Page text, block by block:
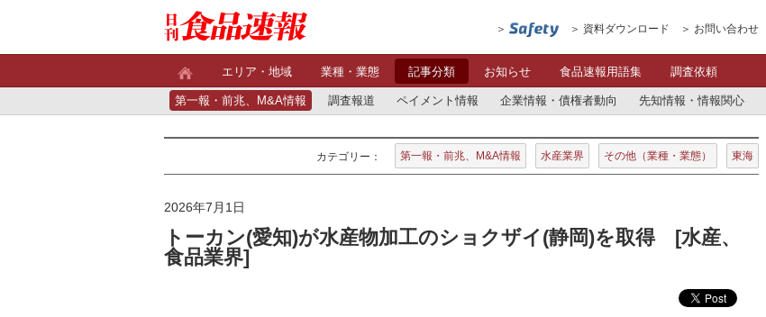
資料ダウンロード お問い合わせ
エリア・地域 業種・業態 記事分類 お知らせ 食品速報用語集 調査依頼
第一報・前兆、M&A情報 調査報道 ペイメント情報 企業情報・債権者動向 先知情報・情報関心
カテゴリー： 第一報・前兆、M&A情報 水産業界 その他（業種・業態） 東海
2026年7月1日
トーカン(愛知)が水産物加工のショクザイ(静岡)を取得 [水産、
食品業界]